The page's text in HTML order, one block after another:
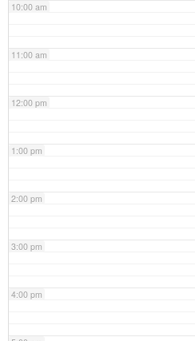
10:00 am
11:00 am
12:00 pm
1:00 pm
2:00 pm
3:00 pm
4:00 pm